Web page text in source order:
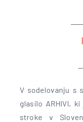
V sodelovanju s
glasilo ARHIVI,
stroke v